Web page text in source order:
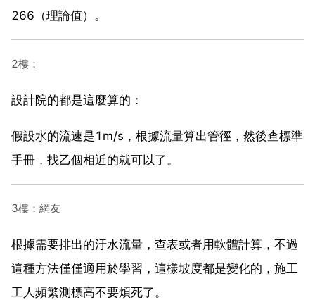
266（理論值）。
2樓：
設計院的都是這麼算的：
假設水的流速是1m/s，根據流量算出管徑，然後查標準
手冊，找乙個相近的就可以了。
3樓：網友
根據需要排出的汙水流量，查表或者用軟體計算，不過
這種方法僅僅適用於學習，這樣坡度都是變化的，施工
工人頻繁測標高不要煩死了。